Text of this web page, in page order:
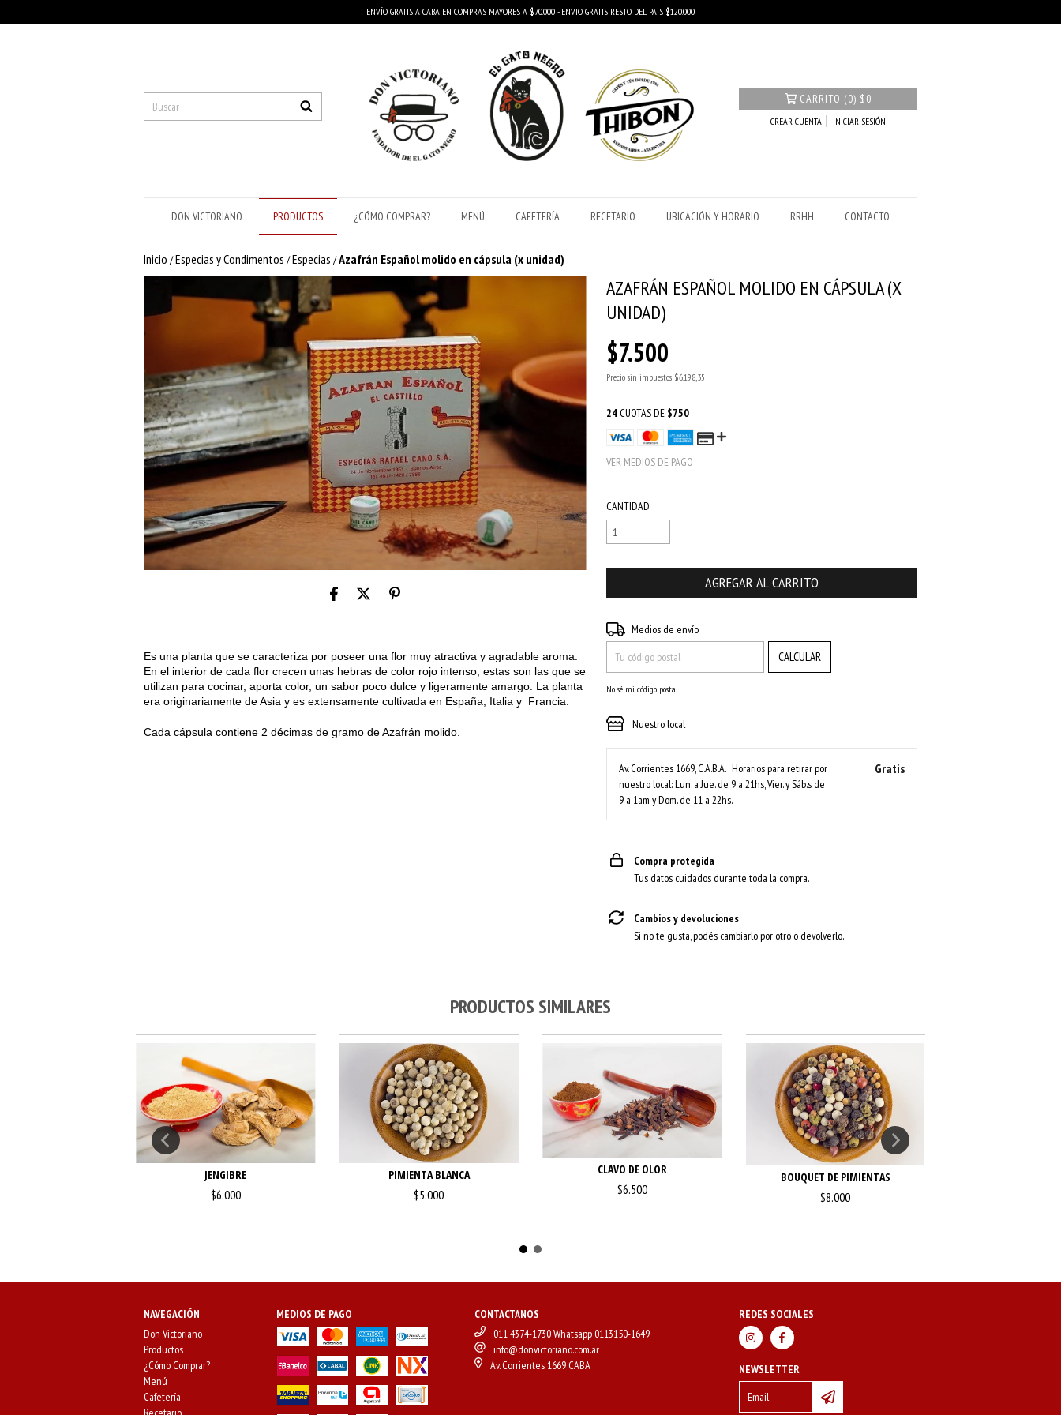
ENVÍO GRATIS A CABA EN COMPRAS MAYORES A $70.000 - ENVIO GRATIS RESTO DEL PAIS $120.000
CARRITO (0) $0
CREAR CUENTA INICIAR SESIÓN
DON VICTORIANO PRODUCTOS ¿CÓMO COMPRAR? MENÚ CAFETERÍA RECETARIO UBICACIÓN Y HORARIO RRHH CONTACTO
Inicio /Especias y Condimentos /Especias /Azafrán Español molido en cápsula (x unidad)
Es una planta que se caracteriza por poseer una flor muy atractiva y agradable aroma.
En el interior de cada flor crecen unas hebras de color rojo intenso, estas son las que se
utilizan para cocinar, aporta color, un sabor poco dulce y ligeramente amargo. La planta
era originariamente de Asia y es extensamente cultivada en España, Italia y Francia.
Cada cápsula contiene 2 décimas de gramo de Azafrán molido.
AZAFRÁN ESPAÑOL MOLIDO EN CÁPSULA (X
UNIDAD)
$7.500
Precio sin impuestos $6.198,35
24 CUOTAS DE $750
VER MEDIOS DE PAGO
CANTIDAD
Entregas para el CP:
Medios de envío
CALCULAR
No sé mi código postal
Nuestro local
Av. Corrientes 1669, C.A.B.A. Horarios para retirar por
nuestro local: Lun. a Jue. de 9 a 21hs, Vier. y Sáb.s de
9 a 1am y Dom. de 11 a 22hs.
Gratis
Compra protegida
Tus datos cuidados durante toda la compra.
Cambios y devoluciones
Si no te gusta, podés cambiarlo por otro o devolverlo.
PRODUCTOS SIMILARES
JENGIBRE
$6.000
PIMIENTA BLANCA
$5.000
CLAVO DE OLOR
$6.500
BOUQUET DE PIMIENTAS
$8.000
NAVEGACIÓN
Don Victoriano
Productos
¿Cómo Comprar?
Menú
Cafetería
MEDIOS DE PAGO
CONTACTANOS
011 4374-1730 Whatsapp 0113150-1649
info@donvictoriano.com.ar
Av. Corrientes 1669 CABA
REDES SOCIALES
NEWSLETTER